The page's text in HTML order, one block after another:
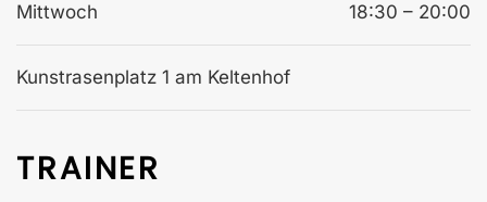
Mittwoch 18:30 – 20:00
Kunstrasenplatz 1 am Keltenhof
TRAINER